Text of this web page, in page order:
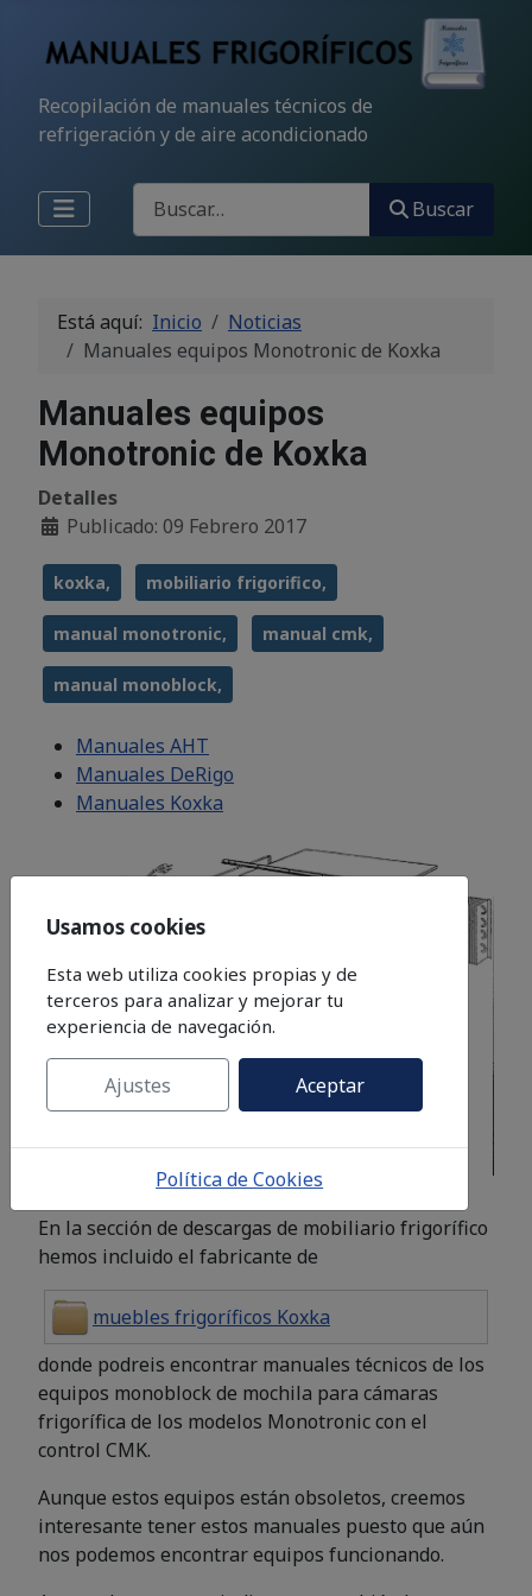
Recopilación de manuales técnicos de
refrigeración y de aire acondicionado
Buscar
Buscar
Está aquí: Inicio
Noticias
Manuales equipos Monotronic de Koxka
Manuales equipos
Monotronic de Koxka
Detalles
Publicado: 09 Febrero 2017
koxka, mobiliario frigorifico,
manual monotronic, manual cmk,
manual monoblock,
Manuales AHT
Manuales DeRigo
Manuales Koxka
En la sección de descargas de mobiliario frigorífico
hemos incluido el fabricante de
muebles frigoríficos Koxka
donde podreis encontrar manuales técnicos de los
equipos monoblock de mochila para cámaras
frigorífica de los modelos Monotronic con el
control CMK.
Aunque estos equipos están obsoletos, creemos
interesante tener estos manuales puesto que aún
nos podemos encontrar equipos funcionando.
Usamos cookies
Esta web utiliza cookies propias y de
terceros para analizar y mejorar tu
experiencia de navegación.
Ajustes Aceptar
Política de Cookies